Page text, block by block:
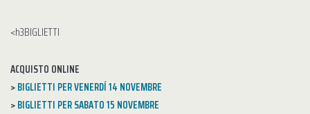
<h3BIGLIETTI
ACQUISTO ONLINE
>BIGLIETTI PER VENERDÍ 14 NOVEMBRE
>BIGLIETTI PER SABATO 15 NOVEMBRE